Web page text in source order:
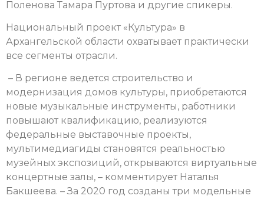
Поленова Тамара Пуртова и другие спикеры.
Национальный проект «Культура» в
Архангельской области охватывает практически
все сегменты отрасли.
– В регионе ведется строительство и
модернизация домов культуры, приобретаются
новые музыкальные инструменты, работники
повышают квалификацию, реализуются
федеральные выставочные проекты,
мультимедиагиды становятся реальностью
музейных экспозиций, открываются виртуальные
концертные залы, – комментирует Наталья
Бакшеева. – За 2020 год созданы три модельные